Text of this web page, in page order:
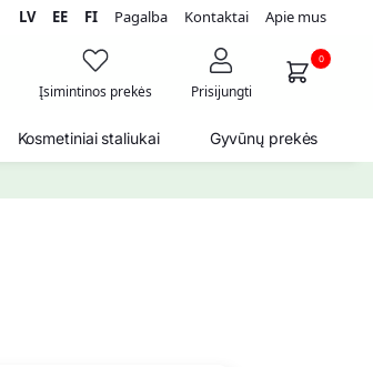
LV EE FI Pagalba Kontaktai Apie mus
Įsimintinos prekės Prisijungti
0
Kosmetiniai staliukai Gyvūnų prekės